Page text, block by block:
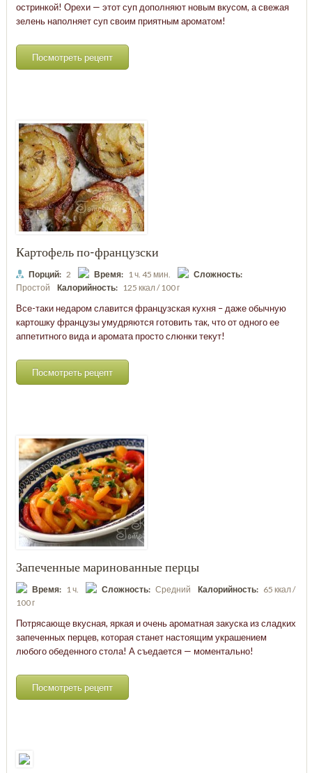
остринкой! Орехи — этот суп дополняют новым вкусом, а свежая
зелень наполняет суп своим приятным ароматом!
Посмотреть рецепт
Картофель по-французски
Порций: 2 Время: 1 ч. 45 мин.
Сложность:
Простой
Калорийность: 125 ккал / 100 г
Все-таки недаром славится французская кухня – даже обычную
картошку французы умудряются готовить так, что от одного ее
аппетитного вида и аромата просто слюнки текут!
Посмотреть рецепт
Запеченные маринованные перцы
Время: 1 ч. Сложность: Средний Калорийность: 65 ккал /
100 г
Потрясающе вкусная, яркая и очень ароматная закуска из сладких
запеченных перцев, которая станет настоящим украшением
любого обеденного стола! А съедается — моментально!
Посмотреть рецепт